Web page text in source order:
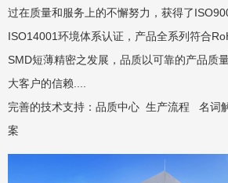
过在质量和服务上的不懈努力，获得了
ISO14001环境体系认证，产品全系列符合
SMD短薄精密之发展，品质以可靠的产品质
大客户的信赖....
完善的技术支持： 品质中心 生产流程 名词
案